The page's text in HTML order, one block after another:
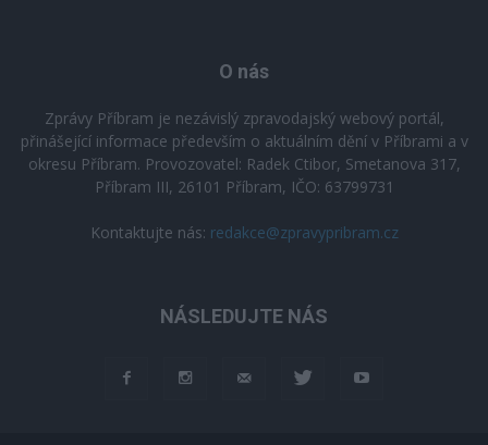
O nás
Zprávy Příbram je nezávislý zpravodajský webový portál,
přinášející informace především o aktuálním dění v Příbrami a v
okresu Příbram. Provozovatel: Radek Ctibor, Smetanova 317,
Příbram III, 26101 Příbram, IČO: 63799731
Kontaktujte nás: redakce@zpravypribram.cz
NÁSLEDUJTE NÁS